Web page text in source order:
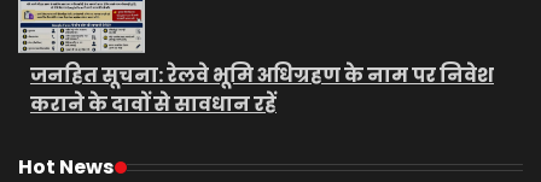
जनहित सूचना: रेलवे भूमि अधिग्रहण के नाम पर निवेश
कराने के दावों से सावधान रहें
Hot News